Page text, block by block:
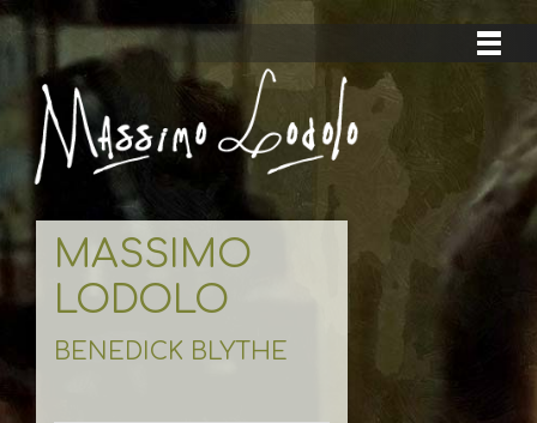
MASSIMO
LODOLO
BENEDICK BLYTHE